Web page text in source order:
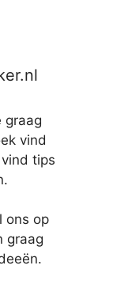
graag
vind
tips
ons op
graag